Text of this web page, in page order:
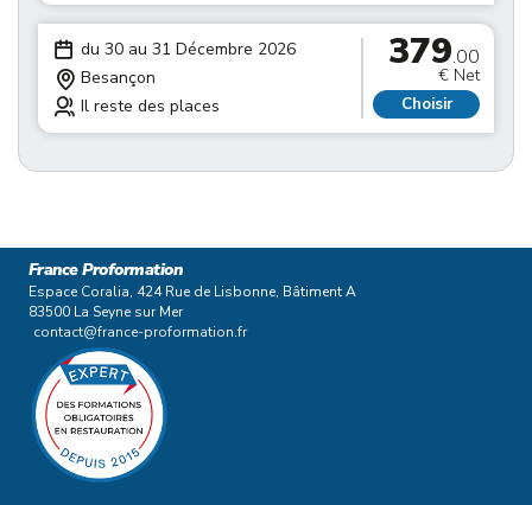
du 30 au 31 Décembre 2026
Besançon
Il reste des places
379.00
€ Net
Choisir
France Proformation
Espace Coralia, 424 Rue de Lisbonne, Bâtiment A
83500 La Seyne sur Mer
contact@france-proformation.fr